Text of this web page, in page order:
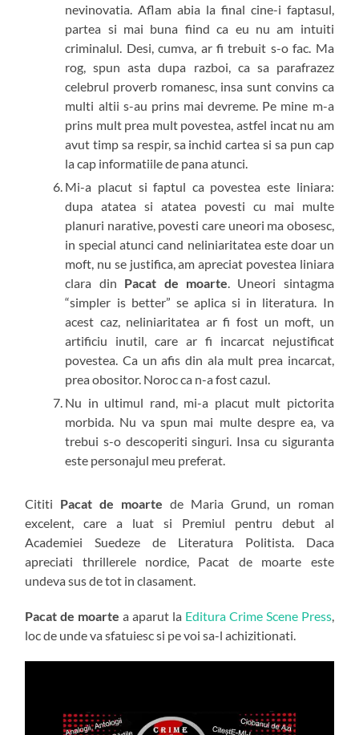
nevinovatia. Aflam abia la final cine-i faptasul,
partea si mai buna fiind ca eu nu am intuiti
criminalul. Desi, cumva, ar fi trebuit s-o fac. Ma
rog, spun asta dupa razboi, ca sa parafrazez
celebrul proverb romanesc, insa sunt convins ca
multi altii s-au prins mai devreme. Pe mine m-a
prins mult prea mult povestea, astfel incat nu am
avut timp sa respir, sa inchid cartea si sa pun cap
la cap informatiile de pana atunci.
Mi-a placut si faptul ca povestea este liniara:
dupa atatea si atatea povesti cu mai multe
planuri narative, povesti care uneori ma obosesc,
in special atunci cand neliniaritatea este doar un
moft, nu se justifica, am apreciat povestea liniara
clara din Pacat de moarte. Uneori sintagma
“simpler is better” se aplica si in literatura. In
acest caz, neliniaritatea ar fi fost un moft, un
artificiu inutil, care ar fi incarcat nejustificat
povestea. Ca un afis din ala mult prea incarcat,
prea obositor. Noroc ca n-a fost cazul.
Nu in ultimul rand, mi-a placut mult pictorita
morbida. Nu va spun mai multe despre ea, va
trebui s-o descoperiti singuri. Insa cu siguranta
este personajul meu preferat.
Cititi Pacat de moarte de Maria Grund, un roman
excelent, care a luat si Premiul pentru debut al
Academiei Suedeze de Literatura Politista. Daca
apreciati thrillerele nordice, Pacat de moarte este
undeva sus de tot in clasament.
Pacat de moarte a aparut la Editura Crime Scene Press,
loc de unde va sfatuiesc si pe voi sa-l achizitionati.